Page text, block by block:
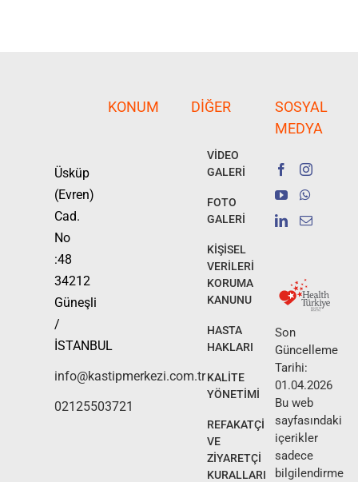
Üsküp
(Evren)
Cad.
No
:48
34212
Güneşli
/
İSTANBUL
info@kastipmerkezi.com.tr
02125503721
KONUM DIĞER
VİDEO
GALERİ
FOTO
GALERİ
KİŞİSEL
VERİLERİ
KORUMA
KANUNU
HASTA
HAKLARI
KALİTE
YÖNETİMİ
REFAKATÇİ
VE
ZİYARETÇİ
KURALLARI
SOSYAL
MEDYA
Son
Güncelleme
Tarihi:
01.04.2026
Bu web
sayfasındaki
içerikler
sadece
bilgilendirme